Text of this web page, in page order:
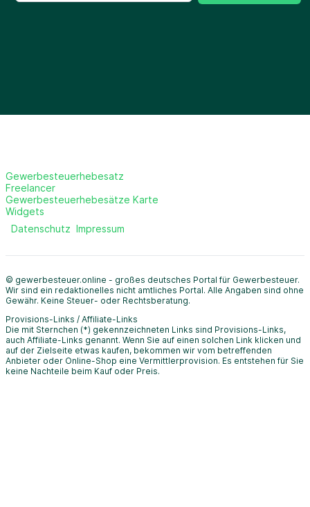
Gewerbesteuerhebesatz
Freelancer
Gewerbesteuerhebesätze Karte
Widgets
Datenschutz Impressum
© gewerbesteuer.online - großes deutsches Portal für Gewerbesteuer.
Wir sind ein redaktionelles nicht amtliches Portal. Alle Angaben sind ohne
Gewähr. Keine Steuer- oder Rechtsberatung.
Provisions-Links / Affiliate-Links
Die mit Sternchen (*) gekennzeichneten Links sind Provisions-Links,
auch Affiliate-Links genannt. Wenn Sie auf einen solchen Link klicken und
auf der Zielseite etwas kaufen, bekommen wir vom betreffenden
Anbieter oder Online-Shop eine Vermittlerprovision. Es entstehen für Sie
keine Nachteile beim Kauf oder Preis.